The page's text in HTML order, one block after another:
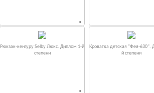
Рюкзак-кенгуру Selby Люкс. Диплом 1-й
степени
Кроватка детская "Фея-630".
й степени